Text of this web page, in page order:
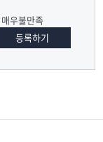
매우불만족